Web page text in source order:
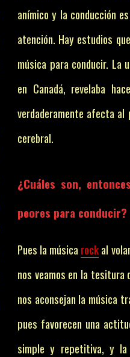
anímico y la conducción
atención. Hay estudios
música para conducir. La
en Canadá, revelaba
verdaderamente afecta
cerebral.
¿Cuáles son,
peores para conducir?
Pues la música rockal
nos veamos en la
nos aconsejan la música
pues favorecen una
simple y repetitiva, y